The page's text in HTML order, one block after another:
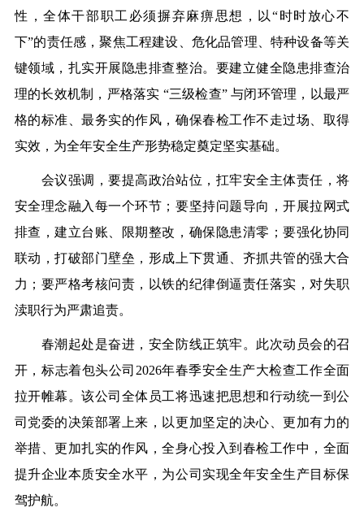
性，全体干部职工必须摒弃麻痹思想，以“时时放心不
下”的责任感，聚焦工程建设、危化品管理、特种设备等关
键领域，扎实开展隐患排查整治。要建立健全隐患排查治
理的长效机制，严格落实 “三级检查” 与闭环管理，以最严
格的标准、最务实的作风，确保春检工作不走过场、取得
实效，为全年安全生产形势稳定奠定坚实基础。
会议强调，要提高政治站位，扛牢安全主体责任，将
安全理念融入每一个环节；要坚持问题导向，开展拉网式
排查，建立台账、限期整改，确保隐患清零；要强化协同
联动，打破部门壁垒，形成上下贯通、齐抓共管的强大合
力；要严格考核问责，以铁的纪律倒逼责任落实，对失职
渎职行为严肃追责。
春潮起处是奋进，安全防线正筑牢。此次动员会的召
开，标志着包头公司2026年春季安全生产大检查工作全面
拉开帷幕。该公司全体员工将迅速把思想和行动统一到公
司党委的决策部署上来，以更加坚定的决心、更加有力的
举措、更加扎实的作风，全身心投入到春检工作中，全面
提升企业本质安全水平，为公司实现全年安全生产目标保
驾护航。